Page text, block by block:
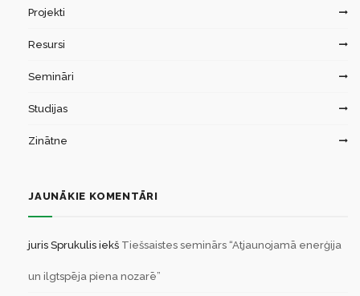
Projekti
Resursi
Semināri
Studijas
Zinātne
JAUNĀKIE KOMENTĀRI
juris Sprukulis iekš Tiešsaistes seminārs “Atjaunojamā enerģija
un ilgtspēja piena nozarē”